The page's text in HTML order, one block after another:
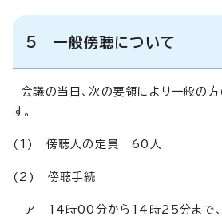
5 一般傍聴について
会議の当日、次の要領により一般の
す。
(1) 傍聴人の定員 60人
(2) 傍聴手続
ア 14時00分から14時25分まで、